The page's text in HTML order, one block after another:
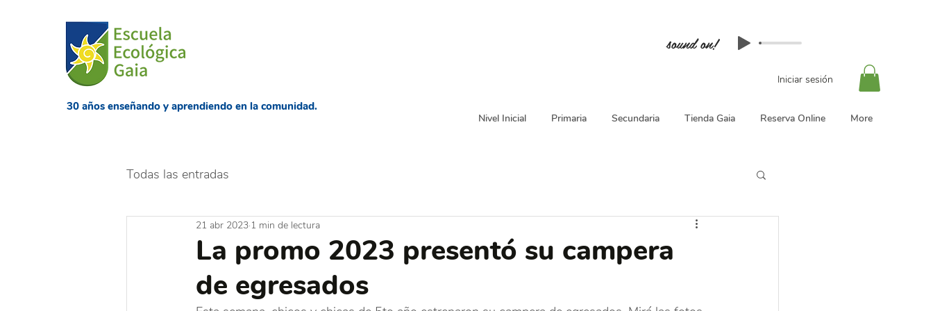
​30 años enseñando y aprendiendo en la comunidad.
sound on!
Iniciar sesión
Nivel Inicial Primaria Secundaria Tienda Gaia Reserva Online More
Todas las entradas
La promo 2023 presentó su campera
de egresados
21 abr 2023 1 min de lectura